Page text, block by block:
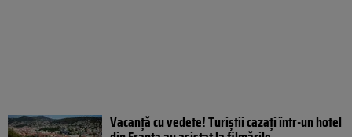
Vacanță cu vedete! Turiștii cazați într-un hotel